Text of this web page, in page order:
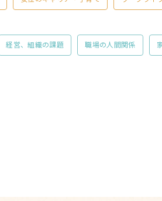
経営、組織の課題 職場の人間関係